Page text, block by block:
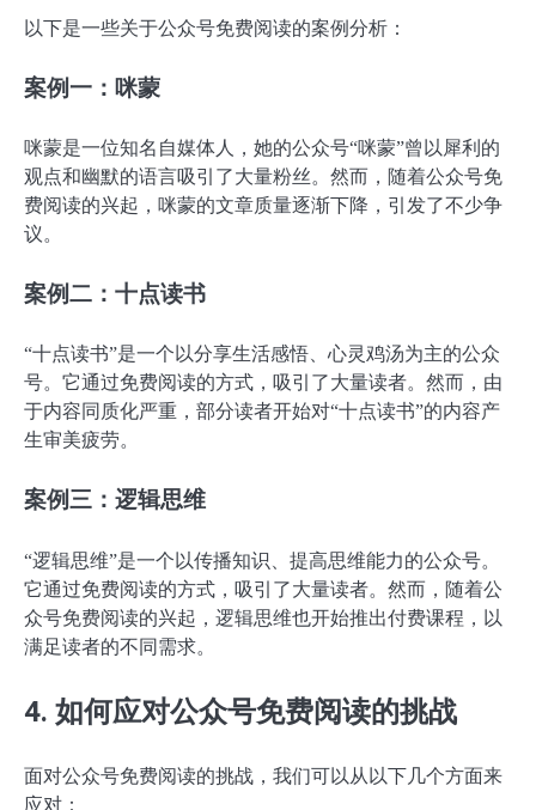
以下是一些关于公众号免费阅读的案例分析：
案例一：咪蒙
咪蒙是一位知名自媒体人，她的公众号“咪蒙”曾以犀利的
观点和幽默的语言吸引了大量粉丝。然而，随着公众号免
费阅读的兴起，咪蒙的文章质量逐渐下降，引发了不少争
议。
案例二：十点读书
“十点读书”是一个以分享生活感悟、心灵鸡汤为主的公众
号。它通过免费阅读的方式，吸引了大量读者。然而，由
于内容同质化严重，部分读者开始对“十点读书”的内容产
生审美疲劳。
案例三：逻辑思维
“逻辑思维”是一个以传播知识、提高思维能力的公众号。
它通过免费阅读的方式，吸引了大量读者。然而，随着公
众号免费阅读的兴起，逻辑思维也开始推出付费课程，以
满足读者的不同需求。
4. 如何应对公众号免费阅读的挑战
面对公众号免费阅读的挑战，我们可以从以下几个方面来
应对：